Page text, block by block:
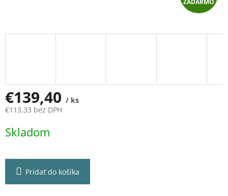
A
D
ZADARMO
€139,40 / ks
€113,33 bez DPH
cena:
Skladom
Pridať do košíka